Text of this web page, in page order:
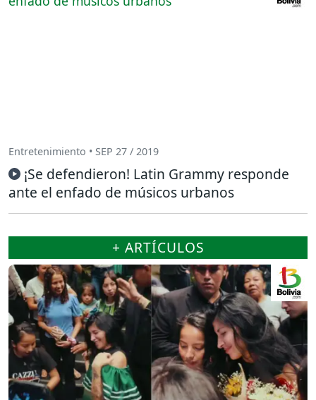
Entretenimiento • SEP 27 / 2019
¡Se defendieron! Latin Grammy responde
ante el enfado de músicos urbanos
+ ARTÍCULOS